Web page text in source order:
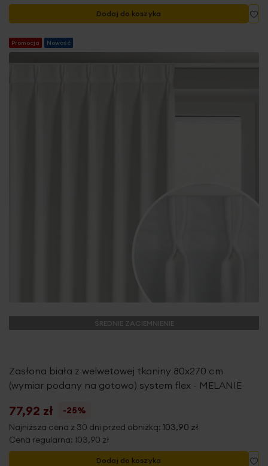
Dodaj do koszyka
Promocja Nowość
ŚREDNIE ZACIEMNIENIE
Zasłona biała z welwetowej tkaniny 80x270 cm
(wymiar podany na gotowo) system flex - MELANIE
77,92 zł
-25%
Najniższa cena z 30 dni przed obniżką: 103,90 zł
Cena regularna: 103,90 zł
Dodaj do koszyka